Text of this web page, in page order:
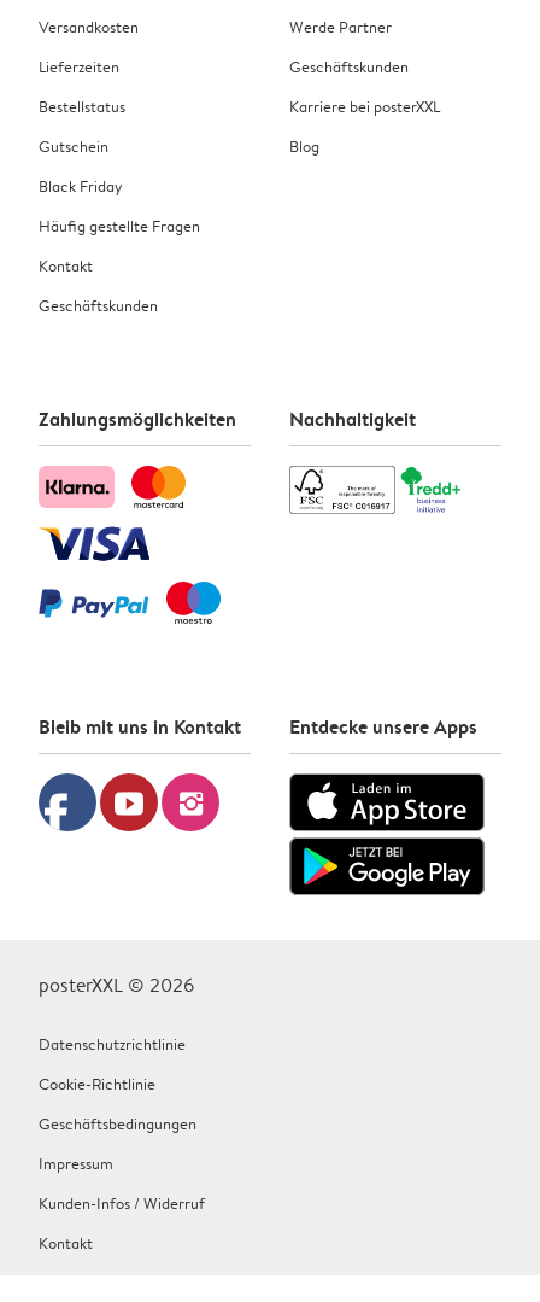
Versandkosten
Lieferzeiten
Bestellstatus
Gutschein
Black Friday
Häufig gestellte Fragen
Kontakt
Geschäftskunden
Werde Partner
Geschäftskunden
Karriere bei posterXXL
Blog
Zahlungsmöglichkeiten Nachhaltigkeit
Bleib mit uns in Kontakt
facebook youtube instagram
Entdecke unsere Apps
posterXXL © 2026
Datenschutzrichtlinie
Cookie-Richtlinie
Geschäftsbedingungen
Impressum
Kunden-Infos / Widerruf
Kontakt